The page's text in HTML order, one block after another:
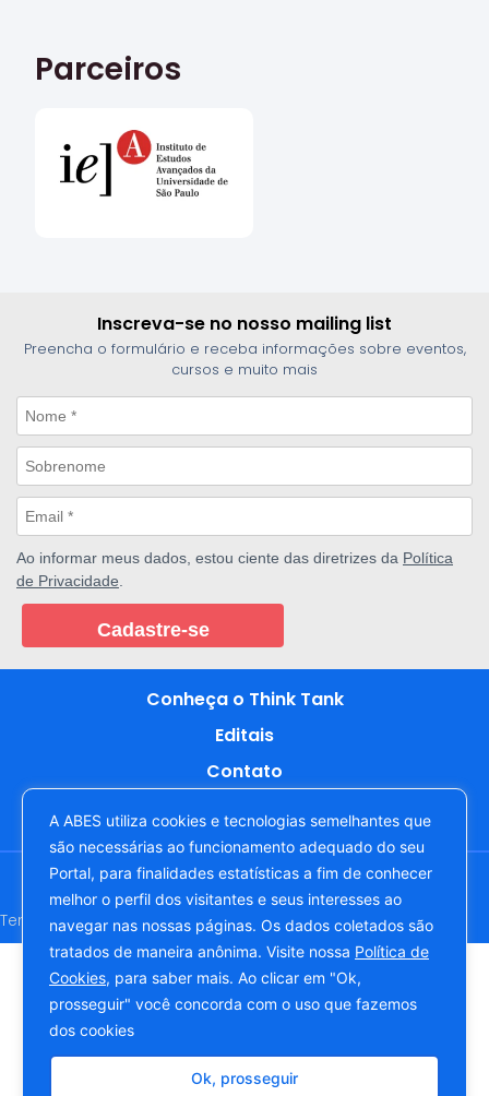
A ABES utiliza cookies e tecnologias semelhantes que
são necessárias ao funcionamento adequado do seu
Portal, para finalidades estatísticas a fim de conhecer
melhor o perfil dos visitantes e seus interesses ao
navegar nas nossas páginas. Os dados coletados são
tratados de maneira anônima. Visite nossa Política de
Cookies, para saber mais. Ao clicar em "Ok,
prosseguir" você concorda com o uso que fazemos
dos cookies
Ok, prosseguir
Parceiros
Inscreva-se no nosso mailing list
Preencha o formulário e receba informações sobre eventos,
cursos e muito mais
Ao informar meus dados, estou ciente das diretrizes da Política
de Privacidade
Cadastre-se
Conheça o Think Tank
Editais
Contato
Copyright © 2022. Todos os direitos reservados à ABES -
Associação Brasileira das Empresas de Software
Termos e Condições de UsoPolítica de Privacidade